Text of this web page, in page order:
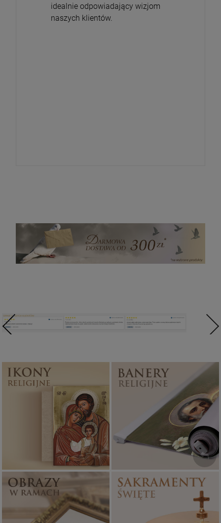
idealnie odpowiadający wizjom
naszych klientów.
Ikony religijne
PONAD 400
WZORÓW
Banery religijne
ZOBACZ
Obrazy religijne Sakramenty Święte